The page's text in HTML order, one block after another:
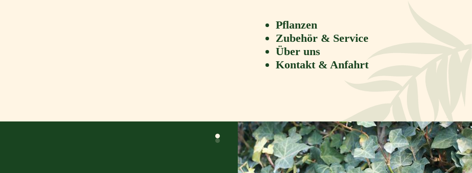
Pflanzen
Zubehör & Service
Über uns
Kontakt & Anfahrt